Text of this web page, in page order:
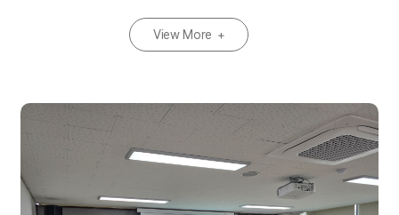
View More +